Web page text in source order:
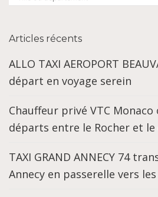
Articles récents
ALLO TAXI AEROPORT
départ en voyage serein
Chauffeur privé VTC
départs entre le Rocher et le
TAXI GRAND ANNECY 74
Annecy en passerelle vers